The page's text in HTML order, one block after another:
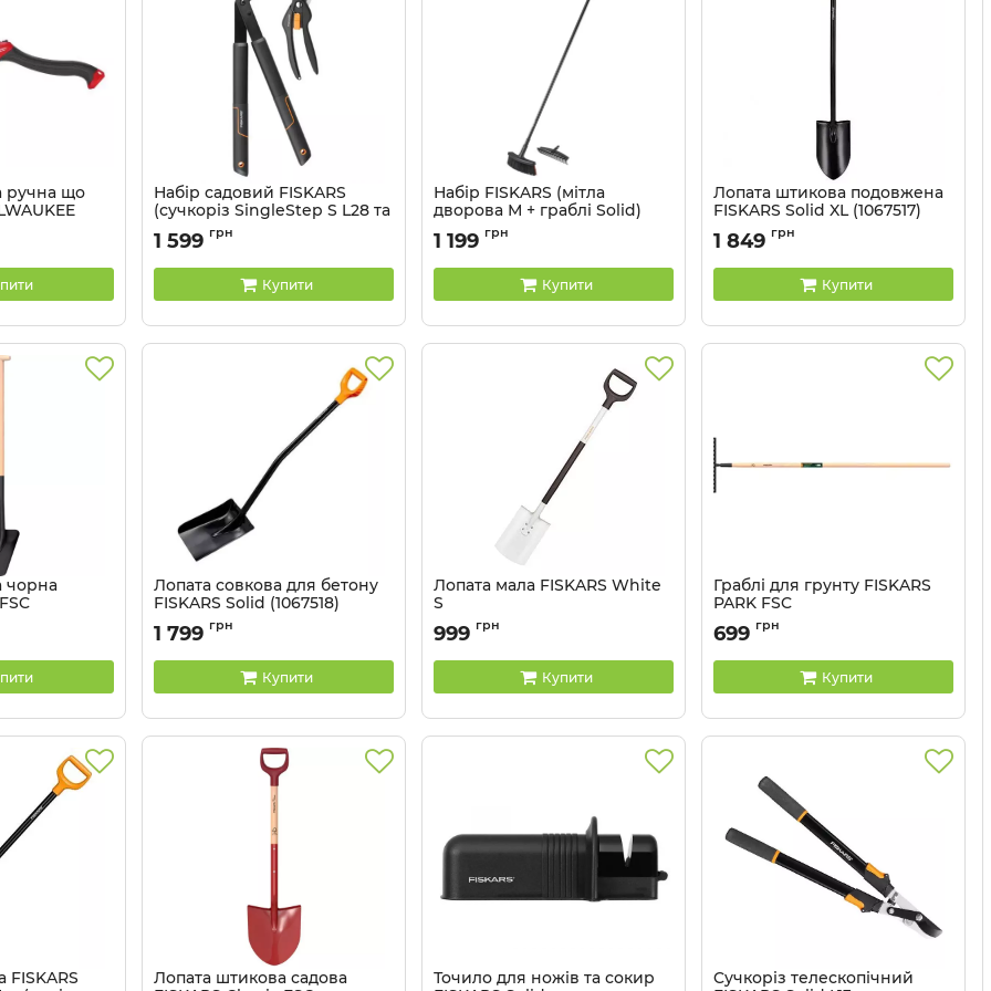
ручна що
Набір садовий FISKARS
(сучкоріз SingleStep S L28 та
секатор площинний
SingleStep P26 (1057760)
Артикул: 6411501700711
1 599 грн
Купити
Набір FISKARS (мітла
дворова М + граблі Solid)
Артикул: 6411501311252
1 199 грн
Купити
Лопата штикова подовжена
FISKARS Solid XL (1067517)
Артикул: 6411501311566
1 849 грн
Купити
чорна
Лопата совкова для бетону
FISKARS Solid (1067518)
Артикул: 6411501311573
1 799 грн
Купити
Лопата мала FISKARS White
S
Артикул: 6411501311481
999 грн
Купити
Граблі для грунту FISKARS
PARK FSC
Артикул: 6411501663368
699 грн
Купити
FISKARS
Лопата штикова садова
Точило для ножів та сокир
Cучкоріз телескопічний